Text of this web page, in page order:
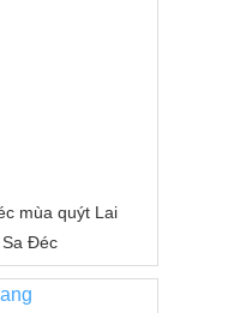
mùa quýt Lai
Sa Đéc